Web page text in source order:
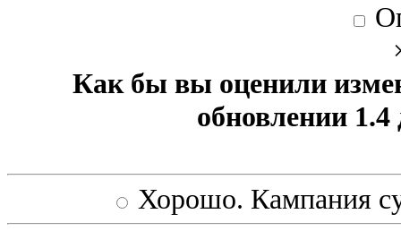
Как бы вы оценили
обновлении
Хорошо. Кампания